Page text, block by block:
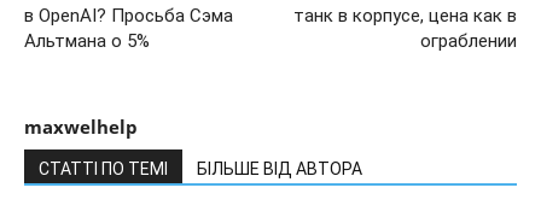
в OpenAI? Просьба Сэма
Альтмана о 5%
танк в корпусе, цена как в
ограблении
maxwelhelp
СТАТТІ ПО ТЕМІ БІЛЬШЕ ВІД АВТОРА